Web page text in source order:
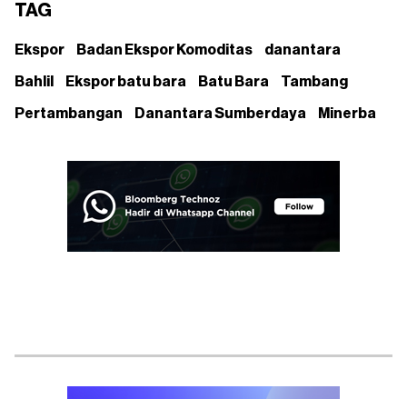
TAG
Ekspor Badan Ekspor Komoditas danantara
Bahlil Ekspor batu bara Batu Bara Tambang
Pertambangan Danantara Sumberdaya Minerba